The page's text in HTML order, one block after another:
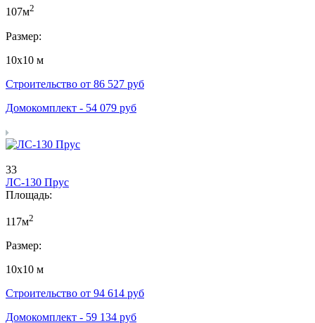
107м2
Размер:
10х10 м
Строительство от 86 527 руб
Домокомплект - 54 079 руб
33
ЛС-130 Прус
Площадь:
117м2
Размер:
10х10 м
Строительство от 94 614 руб
Домокомплект - 59 134 руб